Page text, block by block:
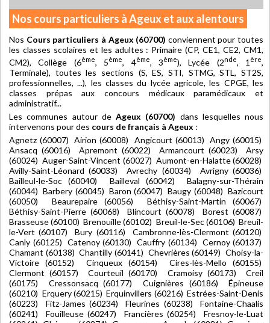
Nos cours particuliers à Ageux et aux alentours
Nos Cours particuliers à Ageux (60700) conviennent pour toutes
les classes scolaires et les adultes : Primaire (CP, CE1, CE2, CM1,
CM2), Collège (6ème, 5ème, 4ème, 3ème), Lycée (2nde, 1 ère,
Terminale), toutes les sections (S, ES, STI, STMG, STL, ST2S,
professionnelles, ...), les classes du lycée agricole, les CPGE, les
classes prépas aux concours médicaux paramédicaux et
administratif...
Les communes autour de Ageux (60700) dans lesquelles nous
intervenons pour des cours de français à Ageux :
Agnetz (60007) Airion (60008) Angicourt (60013) Angy (60015)
Ansacq (60016) Apremont (60022) Armancourt (60023) Arsy
(60024) Auger-Saint-Vincent (60027) Aumont-en-Halatte (60028)
Avilly-Saint-Léonard (60033) Avrechy (60034) Avrigny (60036)
Bailleul-le-Soc (60040) Bailleval (60042) Balagny-sur-Thérain
(60044) Barbery (60045) Baron (60047) Baugy (60048) Bazicourt
(60050) Beaurepaire (60056) Béthisy-Saint-Martin (60067)
Béthisy-Saint-Pierre (60068) Blincourt (60078) Borest (60087)
Brasseuse (60100) Brenouille (60102) Breuil-le-Sec (60106) Breuil-
le-Vert (60107) Bury (60116) Cambronne-lès-Clermont (60120)
Canly (60125) Catenoy (60130) Cauffry (60134) Cernoy (60137)
Chamant (60138) Chantilly (60141) Chevrières (60149) Choisy-la-
Victoire (60152) Cinqueux (60154) Cires-lès-Mello (60155)
Clermont (60157) Courteuil (60170) Cramoisy (60173) Creil
(60175) Cressonsacq (60177) Cuignières (60186) Épineuse
(60210) Erquery (60215) Erquinvillers (60216) Estrées-Saint-Denis
(60223) Fitz-James (60234) Fleurines (60238) Fontaine-Chaalis
(60241) Fouilleuse (60247) Francières (60254) Fresnoy-le-Luat